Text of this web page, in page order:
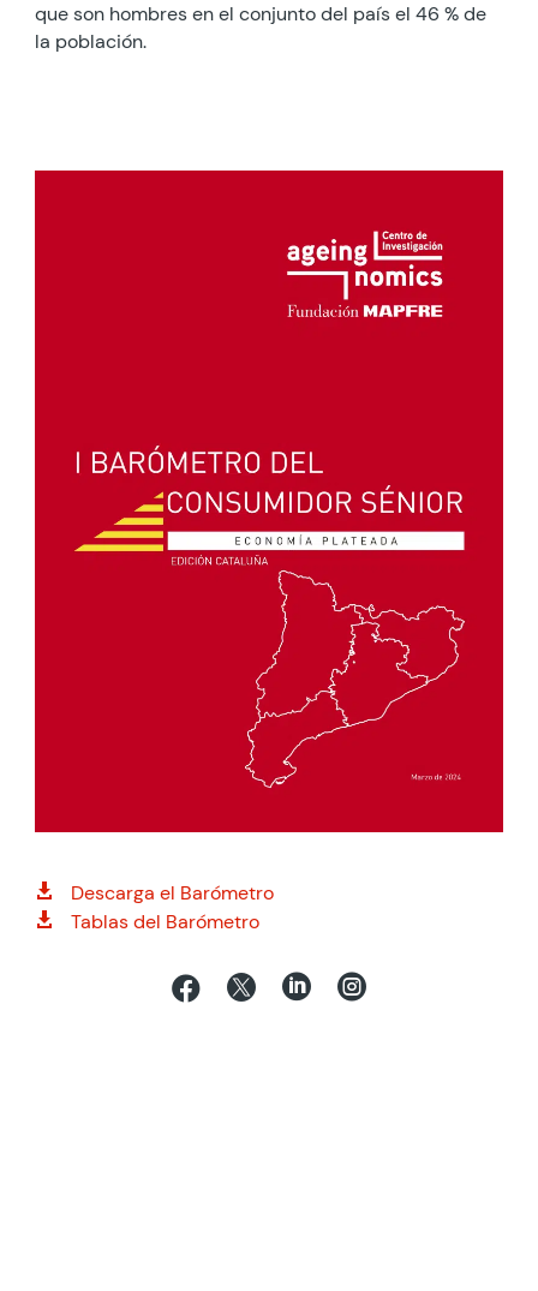
que son hombres en el conjunto del país el 46 % de
la población.
 Descarga el Barómetro
 Tablas del Barómetro
   